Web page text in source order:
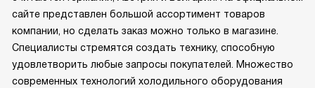
сайте представлен большой ассортимент товаров
компании, но сделать заказ можно только в магазине.
Специалисты стремятся создать технику, способную
удовлетворить любые запросы покупателей. Множество
современных технологий холодильного оборудования